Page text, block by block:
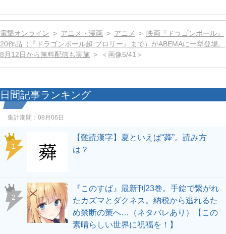
電撃オンライン アニメ・漫画 アニメ
映画『ドラゴンボール』
20作品（『ドラゴンボール超 ブロリー』まで）がABEMAに一挙登場。
8月12日から無料配信も実施
＜画像5/41＞
日間記事ランキング
集計期間： 08月06日
1
【難読漢字】夏といえば“蕣”。読み方
は？
2
『このすば』最新刊23巻。手錠で繋がれ
たカズマとダクネス。納税から逃れるた
め禁断の策へ…（ネタバレあり）【この
素晴らしい世界に祝福を！】